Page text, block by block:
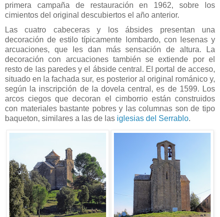
primera campaña de restauración en 1962, sobre los
cimientos del original descubiertos el año anterior.
Las cuatro cabeceras y los ábsides presentan una
decoración de estilo típicamente lombardo, con lesenas y
arcuaciones, que les dan más sensación de altura. La
decoración con arcuaciones también se extiende por el
resto de las paredes y el ábside central. El portal de acceso,
situado en la fachada sur, es posterior al original románico y,
según la inscripción de la dovela central, es de 1599. Los
arcos ciegos que decoran el cimborrio están construidos
con materiales bastante pobres y las columnas son de tipo
baqueton, similares a las de las iglesias del Serrablo.